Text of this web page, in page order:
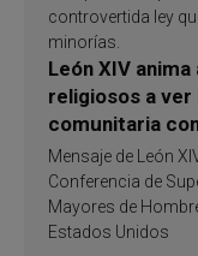
controvertida ley
minorías.
León XIV anima
religiosos a ver
comunitaria
de inspiración y
santificación
Mensaje de León
Conferencia de
Mayores de
Estados Unidos